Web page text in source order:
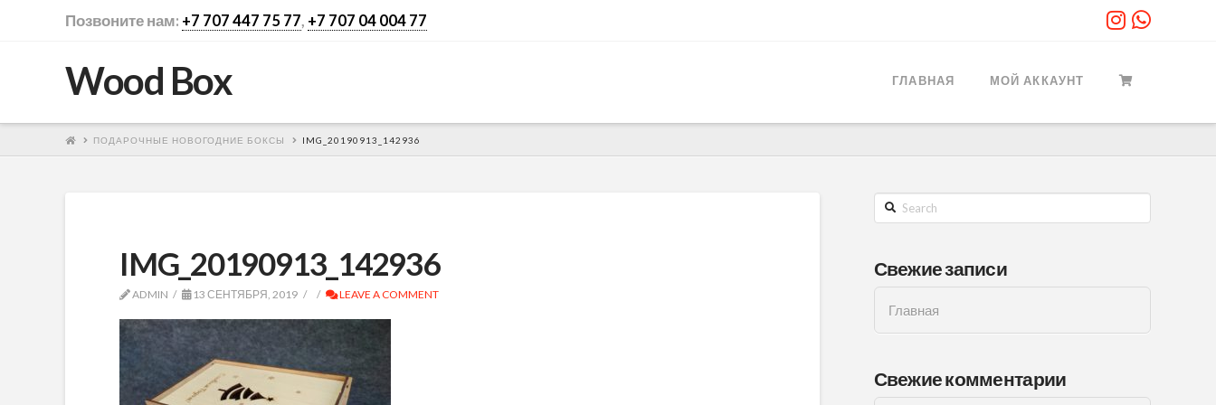
Позвоните нам: +7 707 447 75 77, +7 707 04 004 77
Wood Box ГЛАВНАЯ МОЙ АККАУНТ
ПОДАРОЧНЫЕ НОВОГОДНИЕ БОКСЫ IMG_20190913_142936
IMG_20190913_142936
ADMIN 13 СЕНТЯБРЯ, 2019 LEAVE A COMMENT
Search
Свежие записи
Главная
Свежие комментарии